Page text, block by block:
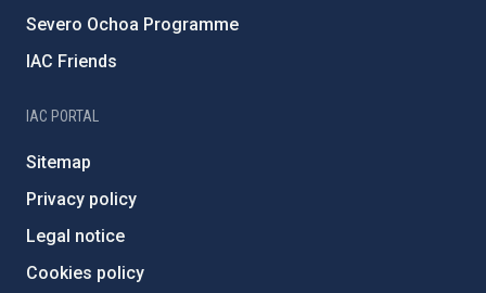
Severo Ochoa Programme
IAC Friends
IAC PORTAL
Sitemap
Privacy policy
Legal notice
Cookies policy